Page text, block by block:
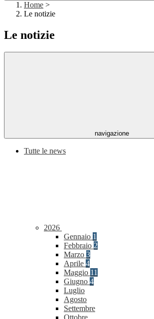
Home >
Le notizie
Le notizie
navigazione
Tutte le news
2026
Gennaio 1
Febbraio 2
Marzo 3
Aprile 4
Maggio 11
Giugno 4
Luglio
Agosto
Settembre